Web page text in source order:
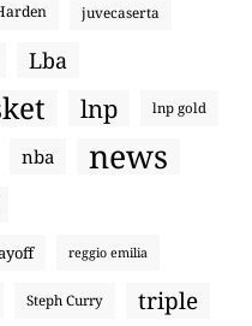
juvecaserta
Lba
lnp lnp gold
nba news
reggio emilia
Steph Curry triple